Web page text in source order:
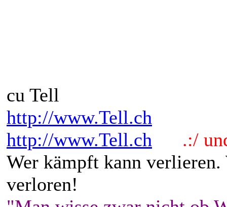
cu Tell
http://www.Tell.ch
http://www.Tell.ch
.:/
Wer kämpft kann
verloren!